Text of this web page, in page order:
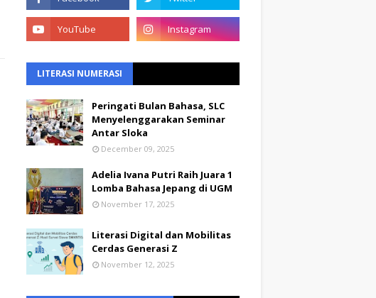
LITERASI NUMERASI
Peringati Bulan Bahasa, SLC
Menyelenggarakan Seminar
Antar Sloka
December 09, 2025
Adelia Ivana Putri Raih Juara 1
Lomba Bahasa Jepang di UGM
November 17, 2025
Literasi Digital dan Mobilitas
Cerdas Generasi Z
November 12, 2025